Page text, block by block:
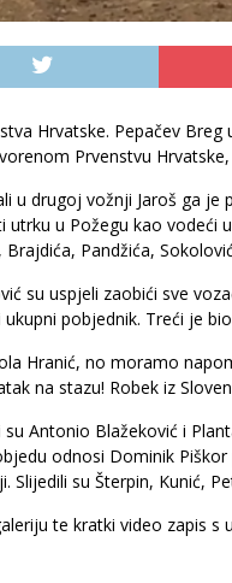
Hrvatske. Pepačev
Prvenstvu
u drugoj vožnji Jaroš ga
u Požegu kao
Pandžića,
su uspjeli zaobići sve
pobjednik. Treći je
Hranić, no moramo
na stazu! Robek iz
Antonio Blažeković i
odnosi Dominik
su Šterpin, Kunić,
te kratki video zapis s